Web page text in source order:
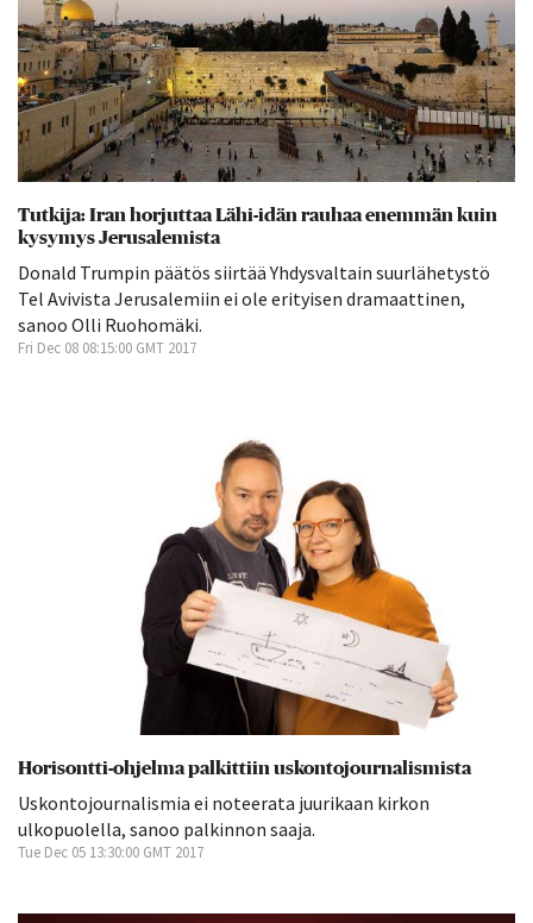
Tutkija: Iran horjuttaa Lähi-idän rauhaa enemmän kuin
kysymys Jerusalemista
Donald Trumpin päätös siirtää Yhdysvaltain suurlähetystö
Tel Avivista Jerusalemiin ei ole erityisen dramaattinen,
sanoo Olli Ruohomäki.
Fri Dec 08 08:15:00 GMT 2017
Horisontti-ohjelma palkittiin uskontojournalismista
Uskontojournalismia ei noteerata juurikaan kirkon
ulkopuolella, sanoo palkinnon saaja.
Tue Dec 05 13:30:00 GMT 2017